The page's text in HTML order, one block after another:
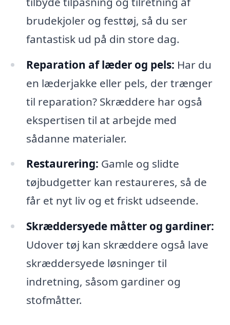
brudekjoler og festtøj, så du ser
fantastisk ud på din store dag.
Reparation af læder og pels: Har du
en læderjakke eller pels, der trænger
til reparation? Skræddere har også
ekspertisen til at arbejde med
sådanne materialer.
Restaurering: Gamle og slidte
tøjbudgetter kan restaureres, så de
får et nyt liv og et friskt udseende.
Skræddersyede måtter og gardiner:
Udover tøj kan skræddere også lave
skræddersyede løsninger til
indretning, såsom gardiner og
stofmåtter.